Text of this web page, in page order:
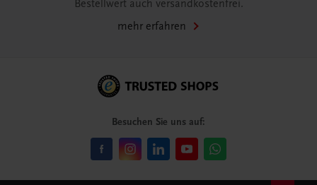
Bestellwert auch versandkostenfrei.
mehr erfahren
Besuchen Sie uns auf: